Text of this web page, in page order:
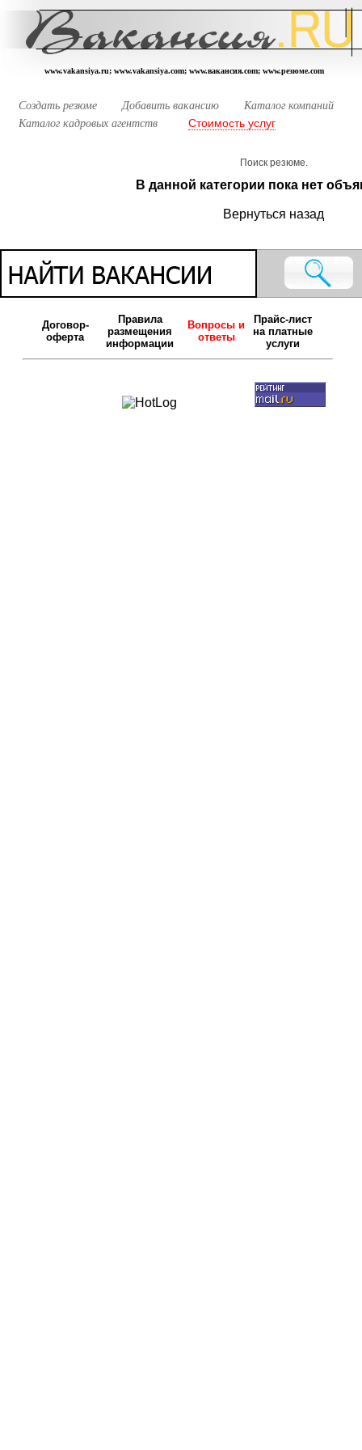
www.vakansiya.ru; www.vakansiya.com; www.вакансия.com; www.резюме.com
Создать резюме Добавить вакансию
Каталог компаний
Каталог кадровых агентств
Стоимость услуг
Поиск резюме.
В данной категории пока нет
Вернуться назад
Договор-
оферта
Правила
размещения
информации
Вопросы и
ответы
Прайс-лист
на платные
услуги